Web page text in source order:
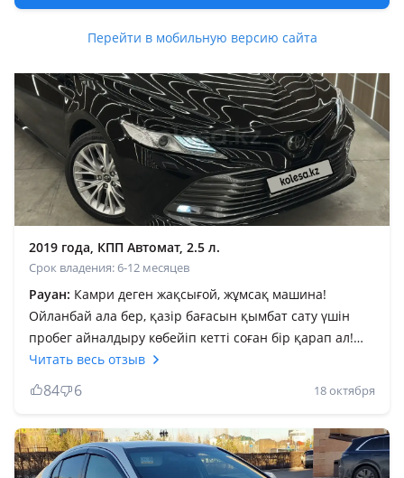
Перейти в мобильную версию сайта
Отзывы владельцев 226 отзывов
2019 года, КПП Автомат, 2.5 л.
Срок владения: 6-12 месяцев
Рауан: Камри деген жақсығой, жұмсақ машина!
Ойланбай ала бер, қазір бағасын қымбат сату үшін
пробег айналдыру көбейіп кетті соған бір қарап ал!
Камри түрі де әдемі, jbl акустика бөлекқой! Музыканың
даусы анық шығады. Зор машина! Жалпы аламын
десең ойланба, басқасын көрме. Қытай айдадым, енді
неміс көрсем бе деп жүрмін! Камри баратын жеріңе
ұзақ жол болсын, уайымсыз жетесің! Жалпы алды пәс
сол бұның айыбы. Бордюрлар саламалейкум деп
Читать весь отзыв
84 6 18 октября